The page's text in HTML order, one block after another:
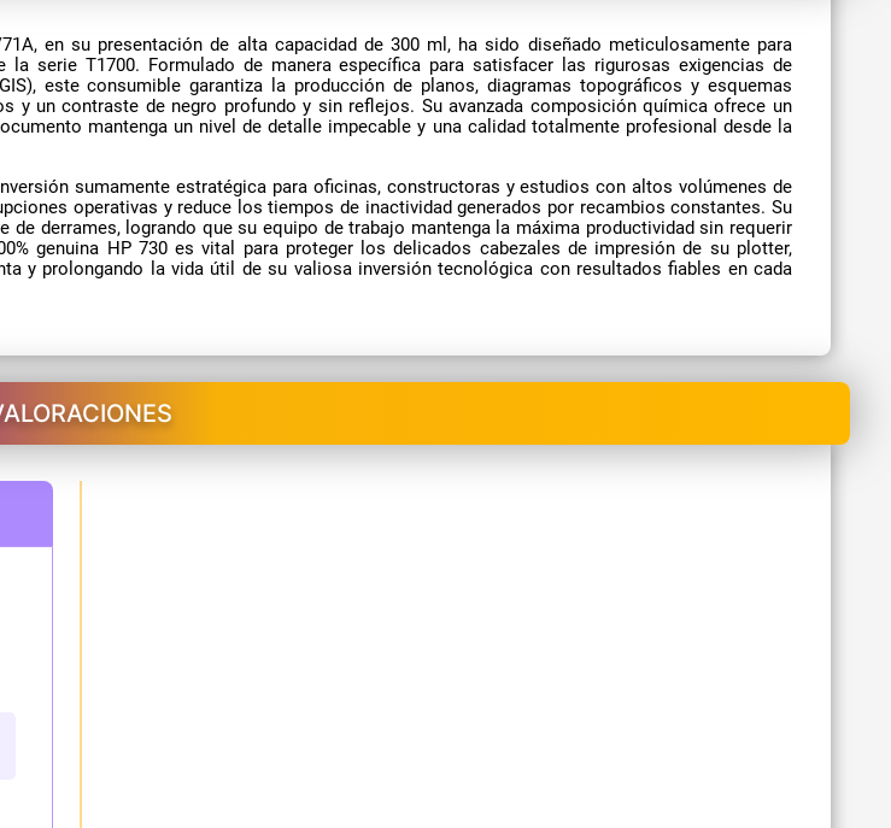
en su presentación de alta capacidad de 300 ml, ha sido diseñado meticulosamente para
serie T1700. Formulado de manera específica para satisfacer las rigurosas exigencias de
este consumible garantiza la producción de planos, diagramas topográficos y esquemas
un contraste de negro profundo y sin reflejos. Su avanzada composición química ofrece un
mantenga un nivel de detalle impecable y una calidad totalmente profesional desde la
sumamente estratégica para oficinas, constructoras y estudios con altos volúmenes de
operativas y reduce los tiempos de inactividad generados por recambios constantes. Su
derrames, logrando que su equipo de trabajo mantenga la máxima productividad sin requerir
genuina HP 730 es vital para proteger los delicados cabezales de impresión de su plotter,
y prolongando la vida útil de su valiosa inversión tecnológica con resultados fiables en cada